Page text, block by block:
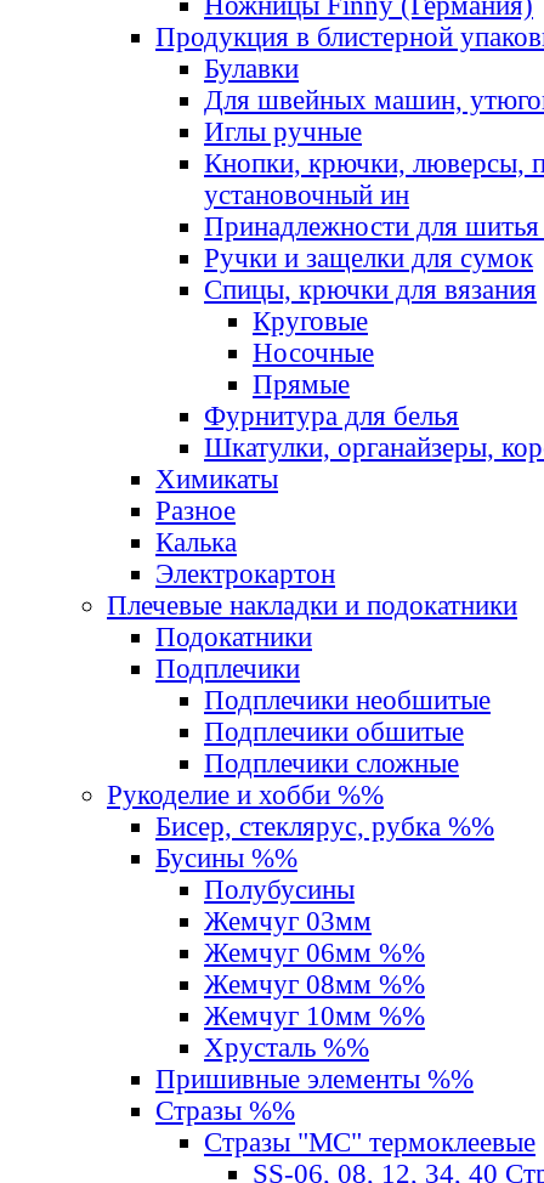
Продукция в блистерной
Булавки
Для швейных машин,
Иглы ручные
Кнопки, крючки, люверсы,
установочный ин
Принадлежности для шитья
Ручки и защелки для сумок
Спицы, крючки для вязания
Круговые
Носочные
Прямые
Фурнитура для белья
Шкатулки, органайзеры,
Химикаты
Разное
Калька
Электрокартон
Плечевые накладки и подокатники
Подокатники
Подплечики
Подплечики необшитые
Подплечики обшитые
Подплечики сложные
Рукоделие и хобби %%
Бисер, стеклярус, рубка %%
Бусины %%
Полубусины
Жемчуг 03мм
Жемчуг 06мм %%
Жемчуг 08мм %%
Жемчуг 10мм %%
Хрусталь %%
Пришивные элементы %%
Стразы %%
Стразы "MС" термоклеевые
SS-06, 08, 12, 34, 40